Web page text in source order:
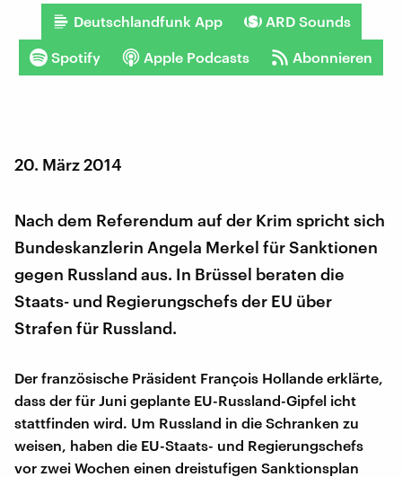
Deutschlandfunk App ARD Sounds
Spotify Apple Podcasts Abonnieren
20. März 2014
Nach dem Referendum auf der Krim spricht sich
Bundeskanzlerin Angela Merkel für Sanktionen
gegen Russland aus. In Brüssel beraten die
Staats- und Regierungschefs der EU über
Strafen für Russland.
Der französische Präsident François Hollande erklärte,
dass der für Juni geplante EU-Russland-Gipfel icht
stattfinden wird. Um Russland in die Schranken zu
weisen, haben die EU-Staats- und Regierungschefs
vor zwei Wochen einen dreistufigen Sanktionsplan